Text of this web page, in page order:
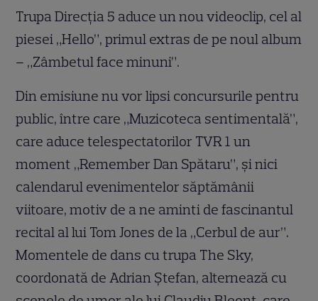
Trupa Direcţia 5 aduce un nou videoclip, cel al
piesei „Hello”, primul extras de pe noul album
– „Zâmbetul face minuni”.
Din emisiune nu vor lipsi concursurile pentru
public, între care „Muzicoteca sentimentală”,
care aduce telespectatorilor TVR 1 un
moment „Remember Dan Spătaru”, şi nici
calendarul evenimentelor săptămânii
viitoare, motiv de a ne aminti de fascinantul
recital al lui Tom Jones de la „Cerbul de aur”.
Momentele de dans cu trupa The Sky,
coordonată de Adrian Ştefan, alternează cu